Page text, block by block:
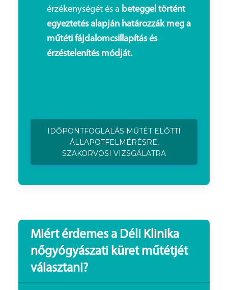
érzékenységét és a beteggel történt
egyeztetés alapján határozzák meg a
műtéti fájdalomcsillapítás és
érzéstelenítés módját.
IDŐPONTFOGLALÁS MŰTÉT ELŐTTI
ÁLLAPOTFELMÉRÉSRE,
SZAKORVOSI VIZSGÁLATRA
Miért érdemes a Déli Klinika
nőgyógyászati küret műtétjét
választani?